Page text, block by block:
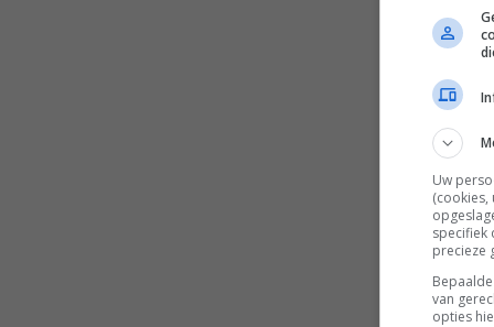
Uw
(cookies,
specifiek
precieze
van
opties